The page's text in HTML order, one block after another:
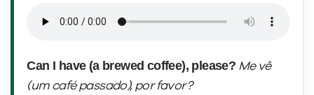
Can I have (a brewed coffee), please? Me vê
(um café passado), por favor?